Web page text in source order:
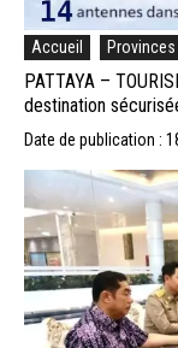
Accueil Provinces
PATTAYA –
destination
Date de publication :